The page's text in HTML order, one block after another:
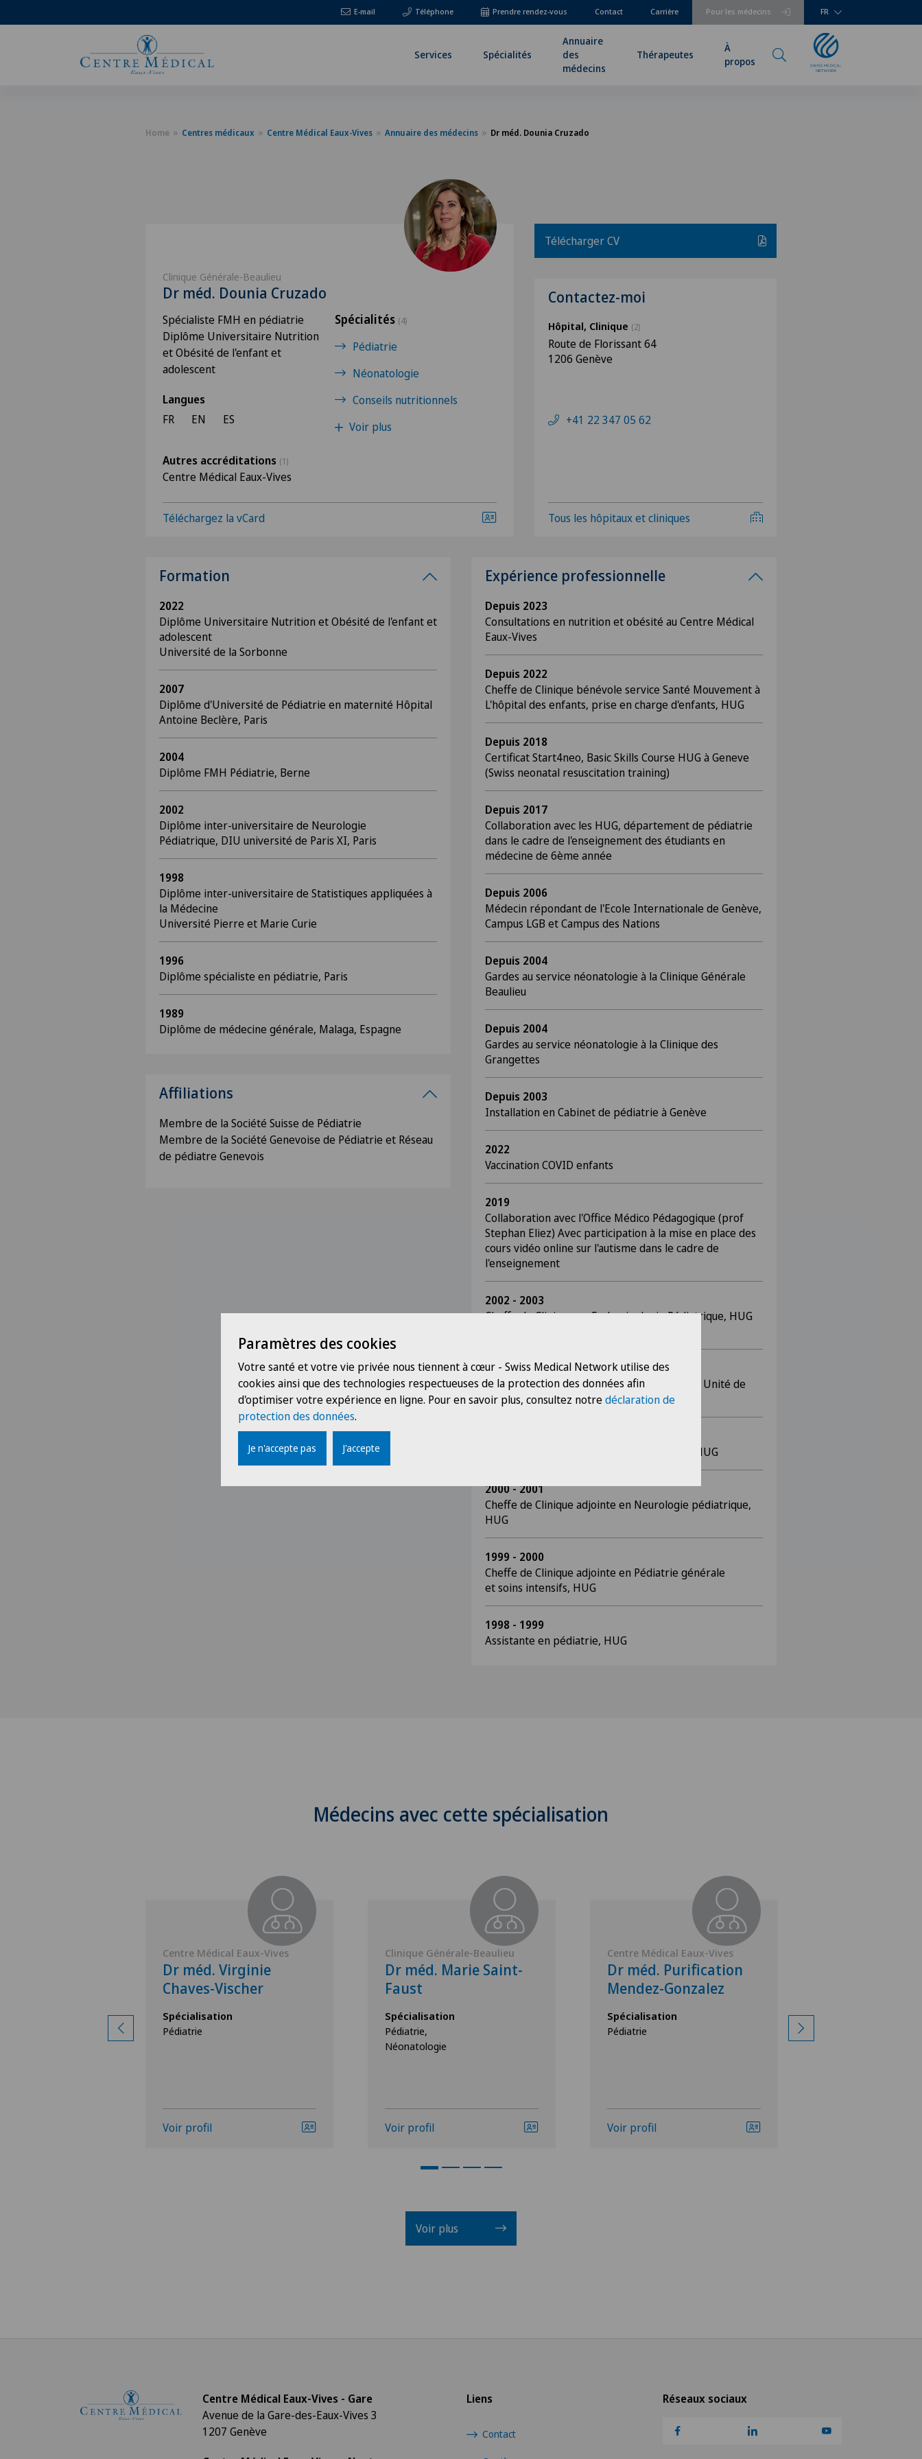
E-mail Téléphone Pour les médecins
Prendre rendez-vous Contact Carrière FR
Services Spécialités
Annuaire
des
médecins
Thérapeutes
À
propos
Home Centres médicaux Centre Médical Eaux-Vives Annuaire des médecins Dr méd. Dounia Cruzado
Clinique Générale-Beaulieu
Dr méd. Dounia Cruzado
Spécialiste FMH en pédiatrie
Diplôme Universitaire Nutrition
et Obésité de l'enfant et
adolescent
Langues
FR
EN ES
Spécialités (4)
Pédiatrie
Néonatologie
Conseils nutritionnels
Voir plus
Autres accréditations (1)
Centre Médical Eaux-Vives
Téléchargez la vCard
Télécharger CV
Contactez-moi
Hôpital, Clinique (2)
Route de Florissant 64
1206 Genève
+41 22 347 05 62
Tous les hôpitaux et cliniques
Formation
2022
Diplôme Universitaire Nutrition et Obésité de l'enfant et
adolescent
Université de la Sorbonne
2007
Diplôme d'Université de Pédiatrie en maternité Hôpital
Antoine Beclère, Paris
2004
Diplôme FMH Pédiatrie, Berne
2002
Diplôme inter-universitaire de Neurologie
Pédiatrique, DIU université de Paris XI, Paris
1998
Diplôme inter-universitaire de Statistiques appliquées à
la Médecine
Université Pierre et Marie Curie
1996
Diplôme spécialiste en pédiatrie, Paris
1989
Diplôme de médecine générale, Malaga, Espagne
Affiliations
Membre de la Société Suisse de Pédiatrie
Membre de la Société Genevoise de Pédiatrie et Réseau
de pédiatre Genevois
Expérience professionnelle
Depuis 2023
Consultations en nutrition et obésité au Centre Médical
Eaux-Vives
Depuis 2022
Cheffe de Clinique bénévole service Santé Mouvement à
L'hôpital des enfants, prise en charge d'enfants, HUG
Depuis 2018
Certificat Start4neo, Basic Skills Course HUG à Geneve
(Swiss neonatal resuscitation training)
Depuis 2017
Collaboration avec les HUG, département de pédiatrie
dans le cadre de l'enseignement des étudiants en
médecine de 6ème année
Depuis 2006
Médecin répondant de l'Ecole Internationale de Genève,
Campus LGB et Campus des Nations
Depuis 2004
Gardes au service néonatologie à la Clinique Générale
Beaulieu
Depuis 2004
Gardes au service néonatologie à la Clinique des
Grangettes
Depuis 2003
Installation en Cabinet de pédiatrie à Genève
2022
Vaccination COVID enfants
2019
Collaboration avec l'Office Médico Pédagogique (prof
Stephan Eliez) Avec participation à la mise en place des
cours vidéo online sur l'autisme dans le cadre de
l'enseignement
2002 - 2003
Cheffe de Clinique en Endocrinologie Pédiatrique, HUG
2002
Cheffe de Clinique adjointe à la Maternité et Unité de
développement, HUG
Cheffe de Clinique adjointe Enseignement, HUG
2000 - 2001
Cheffe de Clinique adjointe en Neurologie pédiatrique,
HUG
1999 - 2000
Cheffe de Clinique adjointe en Pédiatrie générale
et soins intensifs, HUG
1998 - 1999
Assistante en pédiatrie, HUG
Médecins avec cette spécialisation
Centre Médical Eaux-Vives
Dr méd. Virginie
Chaves-Vischer
Spécialisation
Pédiatrie
Voir profil
Clinique Générale-Beaulieu
Dr méd. Marie Saint-
Faust
Spécialisation
Pédiatrie,
Néonatologie
Voir profil
Centre Médical Eaux-Vives
Dr méd. Purification
Mendez-Gonzalez
Spécialisation
Pédiatrie
Voir profil
Voir plus
Réseaux sociaux
Liens
Contact
Centre Médical Eaux-Vives - Gare
Avenue de la Gare-des-Eaux-Vives 3
1207 Genève
Paramètres des cookies
Votre santé et votre vie privée nous tiennent à cœur - Swiss Medical Network utilise des
cookies ainsi que des technologies respectueuses de la protection des données afin
d'optimiser votre expérience en ligne. Pour en savoir plus, consultez notredéclaration de
protection des données.
Je n'accepte pas J'accepte